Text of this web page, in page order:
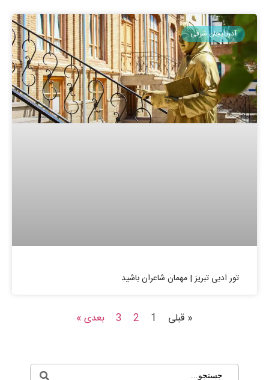
آذربایجان شرقی
تور ادبی تبریز | مهمان شاعران باشید
« قبلی 1
2
3 بعدی »